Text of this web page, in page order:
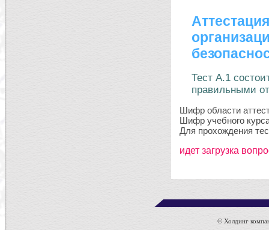
© Холдинг